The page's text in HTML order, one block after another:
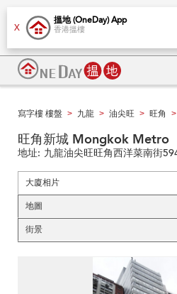
X
搵地 (OneDay) App
香港搵樓
寫字樓 樓盤 > 九龍 > 油尖旺 > 旺角 >
旺角新城 Mongkok Metro
地址: 九龍油尖旺旺角西洋菜南街
大廈相片
地圖
街景